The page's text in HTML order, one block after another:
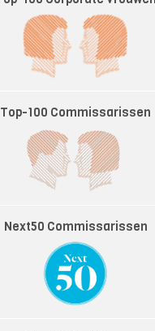
Top-100 Commissarissen
Next50 Commissarissen